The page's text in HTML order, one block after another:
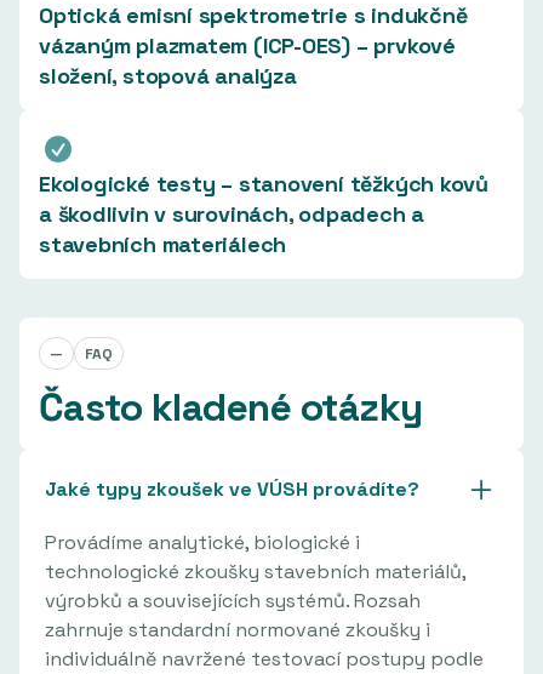
Optická emisní spektrometrie s indukčně
vázaným plazmatem (ICP-OES) – prvkové
složení, stopová analýza
Ekologické testy – stanovení těžkých kovů
a škodlivin v surovinách, odpadech a
stavebních materiálech
— FAQ
Často kladené otázky
Jaké typy zkoušek ve VÚSH provádíte?
Provádíme analytické, biologické i
technologické zkoušky stavebních materiálů,
výrobků a souvisejících systémů. Rozsah
zahrnuje standardní normované zkoušky i
individuálně navržené testovací postupy podle